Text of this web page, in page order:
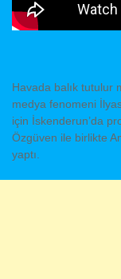
Havada balık tutulur
medya fenomeni
için İskenderun’da
Özgüven ile birlikte
yaptı.